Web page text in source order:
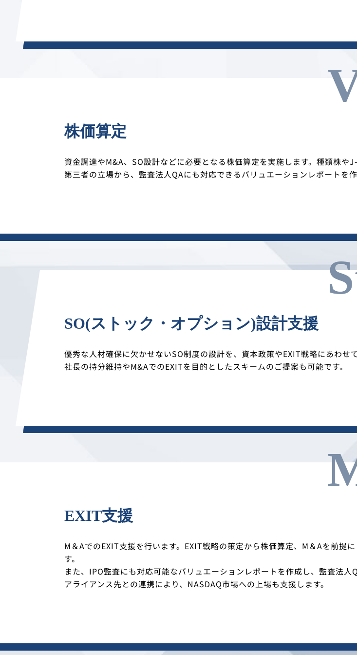
株価算定
資金調達やM&A、SO設計などに必要となる株価算定を実施します。種類株や
第三者の立場から、監査法人QAにも対応できるバリュエーションレポートを作
SO(ストック・オプション)設計支援
優秀な人材確保に欠かせないSO制度の設計を、資本政策やEXIT戦略にあわせ
社長の持分維持やM&AでのEXITを目的としたスキームのご提案も可能です。
EXIT支援
M＆AでのEXIT支援を行います。EXIT戦略の策定から株価算定、M＆Aを前提
す。
また、IPO監査にも対応可能なバリュエーションレポートを作成し、監査法人
アライアンス先との連携により、NASDAQ市場への上場も支援します。